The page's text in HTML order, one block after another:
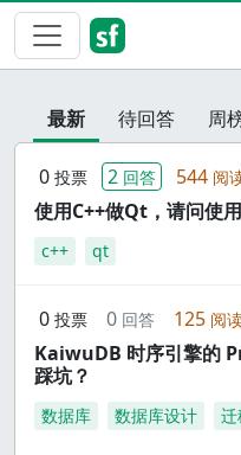
最新 待回答 周
0 投票 2 回答 544 阅
使用C++做Qt，请问使
c++ qt
0 投票 0 回答 125 阅
KaiwuDB 时序引擎的
踩坑？
数据库 数据库设计 迁